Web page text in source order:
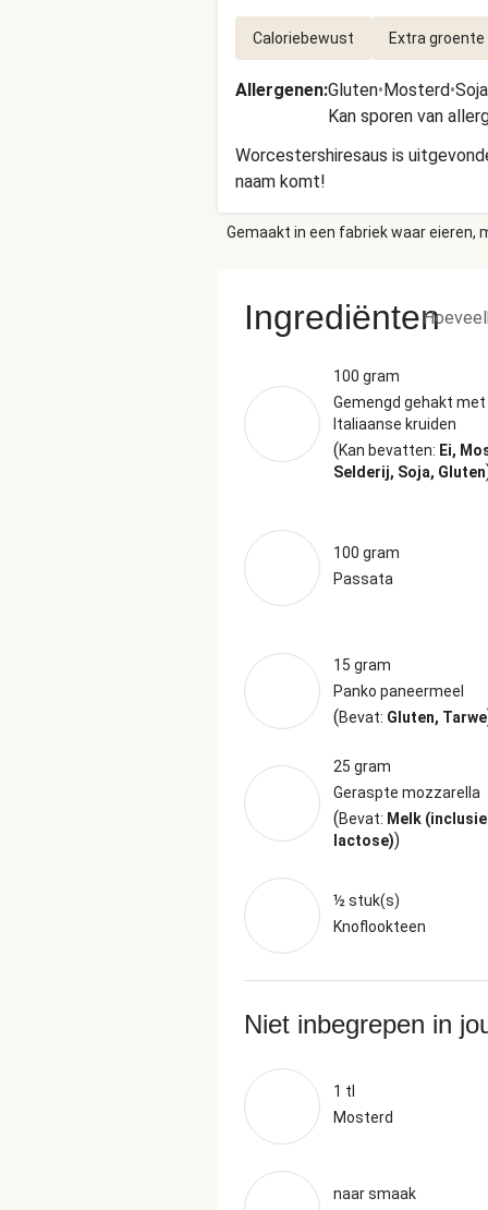
Caloriebewust Extra groente
Allergenen:Gluten•Mosterd•Soja
Kan sporen van
Worcestershiresaus is
naam komt!
Gemaakt in een fabriek waar eieren,
Ingrediënten
100 gram
Gemengd gehakt met
Italiaanse kruiden
(Kan bevatten: Ei,
Selderij, Soja, Gluten
100 gram
Passata
15 gram
Panko paneermeel
(Bevat: Gluten, Tarwe
25 gram
Geraspte mozzarella
(Bevat: Melk
lactose))
½ stuk(s)
Knoflookteen
Niet inbegrepen in
1 tl
Mosterd
naar smaak